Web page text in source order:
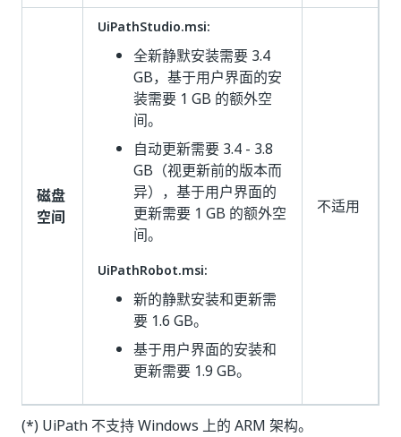
磁盘
空间
UiPathStudio.msi:
全新静默安装需要 3.4
GB，基于用户界面的安
装需要 1 GB 的额外空
间。
自动更新需要 3.4 - 3.8
GB（视更新前的版本而
异），基于用户界面的
更新需要 1 GB 的额外空
间。
UiPathRobot.msi:
新的静默安装和更新需
要 1.6 GB。
基于用户界面的安装和
更新需要 1.9 GB。
不适用
(*) UiPath 不支持 Windows 上的 ARM 架构。